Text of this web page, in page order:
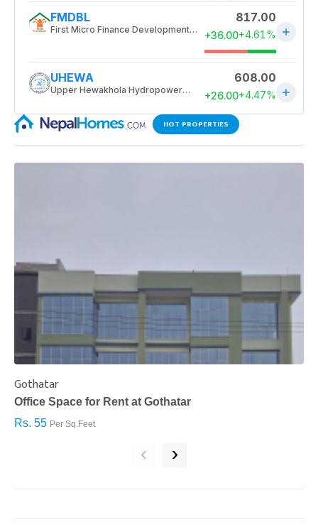
HOT PROPERTIES
Gothatar
Office Space for Rent at Gothatar
Rs. 55 Per Sq.Feet
‹ ›